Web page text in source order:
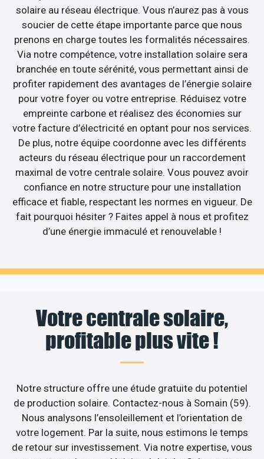
solaire au réseau électrique. Vous n’aurez pas à vous
soucier de cette étape importante parce que nous
prenons en charge toutes les formalités nécessaires.
Via notre compétence, votre installation solaire sera
branchée en toute sérénité, vous permettant ainsi de
profiter rapidement des avantages de l’énergie solaire
pour votre foyer ou votre entreprise. Réduisez votre
empreinte carbone et réalisez des économies sur
votre facture d’électricité en optant pour nos services.
De plus, notre équipe coordonne avec les différents
acteurs du réseau électrique pour un raccordement
maximal de votre centrale solaire. Vous pouvez avoir
confiance en notre structure pour une installation
efficace et fiable, respectant les normes en vigueur. De
fait pourquoi hésiter ? Faites appel à nous et profitez
d’une énergie immaculé et renouvelable !
Votre centrale solaire,
profitable plus vite !
Notre structure offre une étude gratuite du potentiel
de production solaire. Contactez-nous à Somain (59).
Nous analysons l’ensoleillement et l’orientation de
votre logement. Par la suite, nous estimons le temps
de retour sur investissement. Via notre expertise, vous